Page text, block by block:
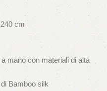
cm
mano con materiali di alta
Bamboo silk